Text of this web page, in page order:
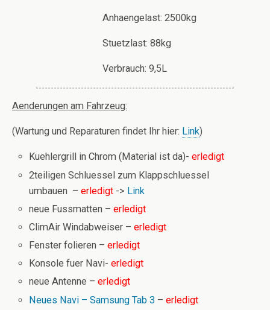
Anhaengelast: 2500kg
Stuetzlast: 88kg
Verbrauch: 9,5L
Aenderungen am Fahrzeug:
(Wartung und Reparaturen findet Ihr hier: Link)
Kuehlergrill in Chrom (Material ist da)-erledigt
2teiligen Schluessel zum Klappschluessel
umbauen –erledigt -> Link
neue Fussmatten –erledigt
ClimAir Windabweiser –erledigt
Fenster folieren –erledigt
Konsole fuer Navi-erledigt
neue Antenne –erledigt
Neues Navi – Samsung Tab 3 –erledigt